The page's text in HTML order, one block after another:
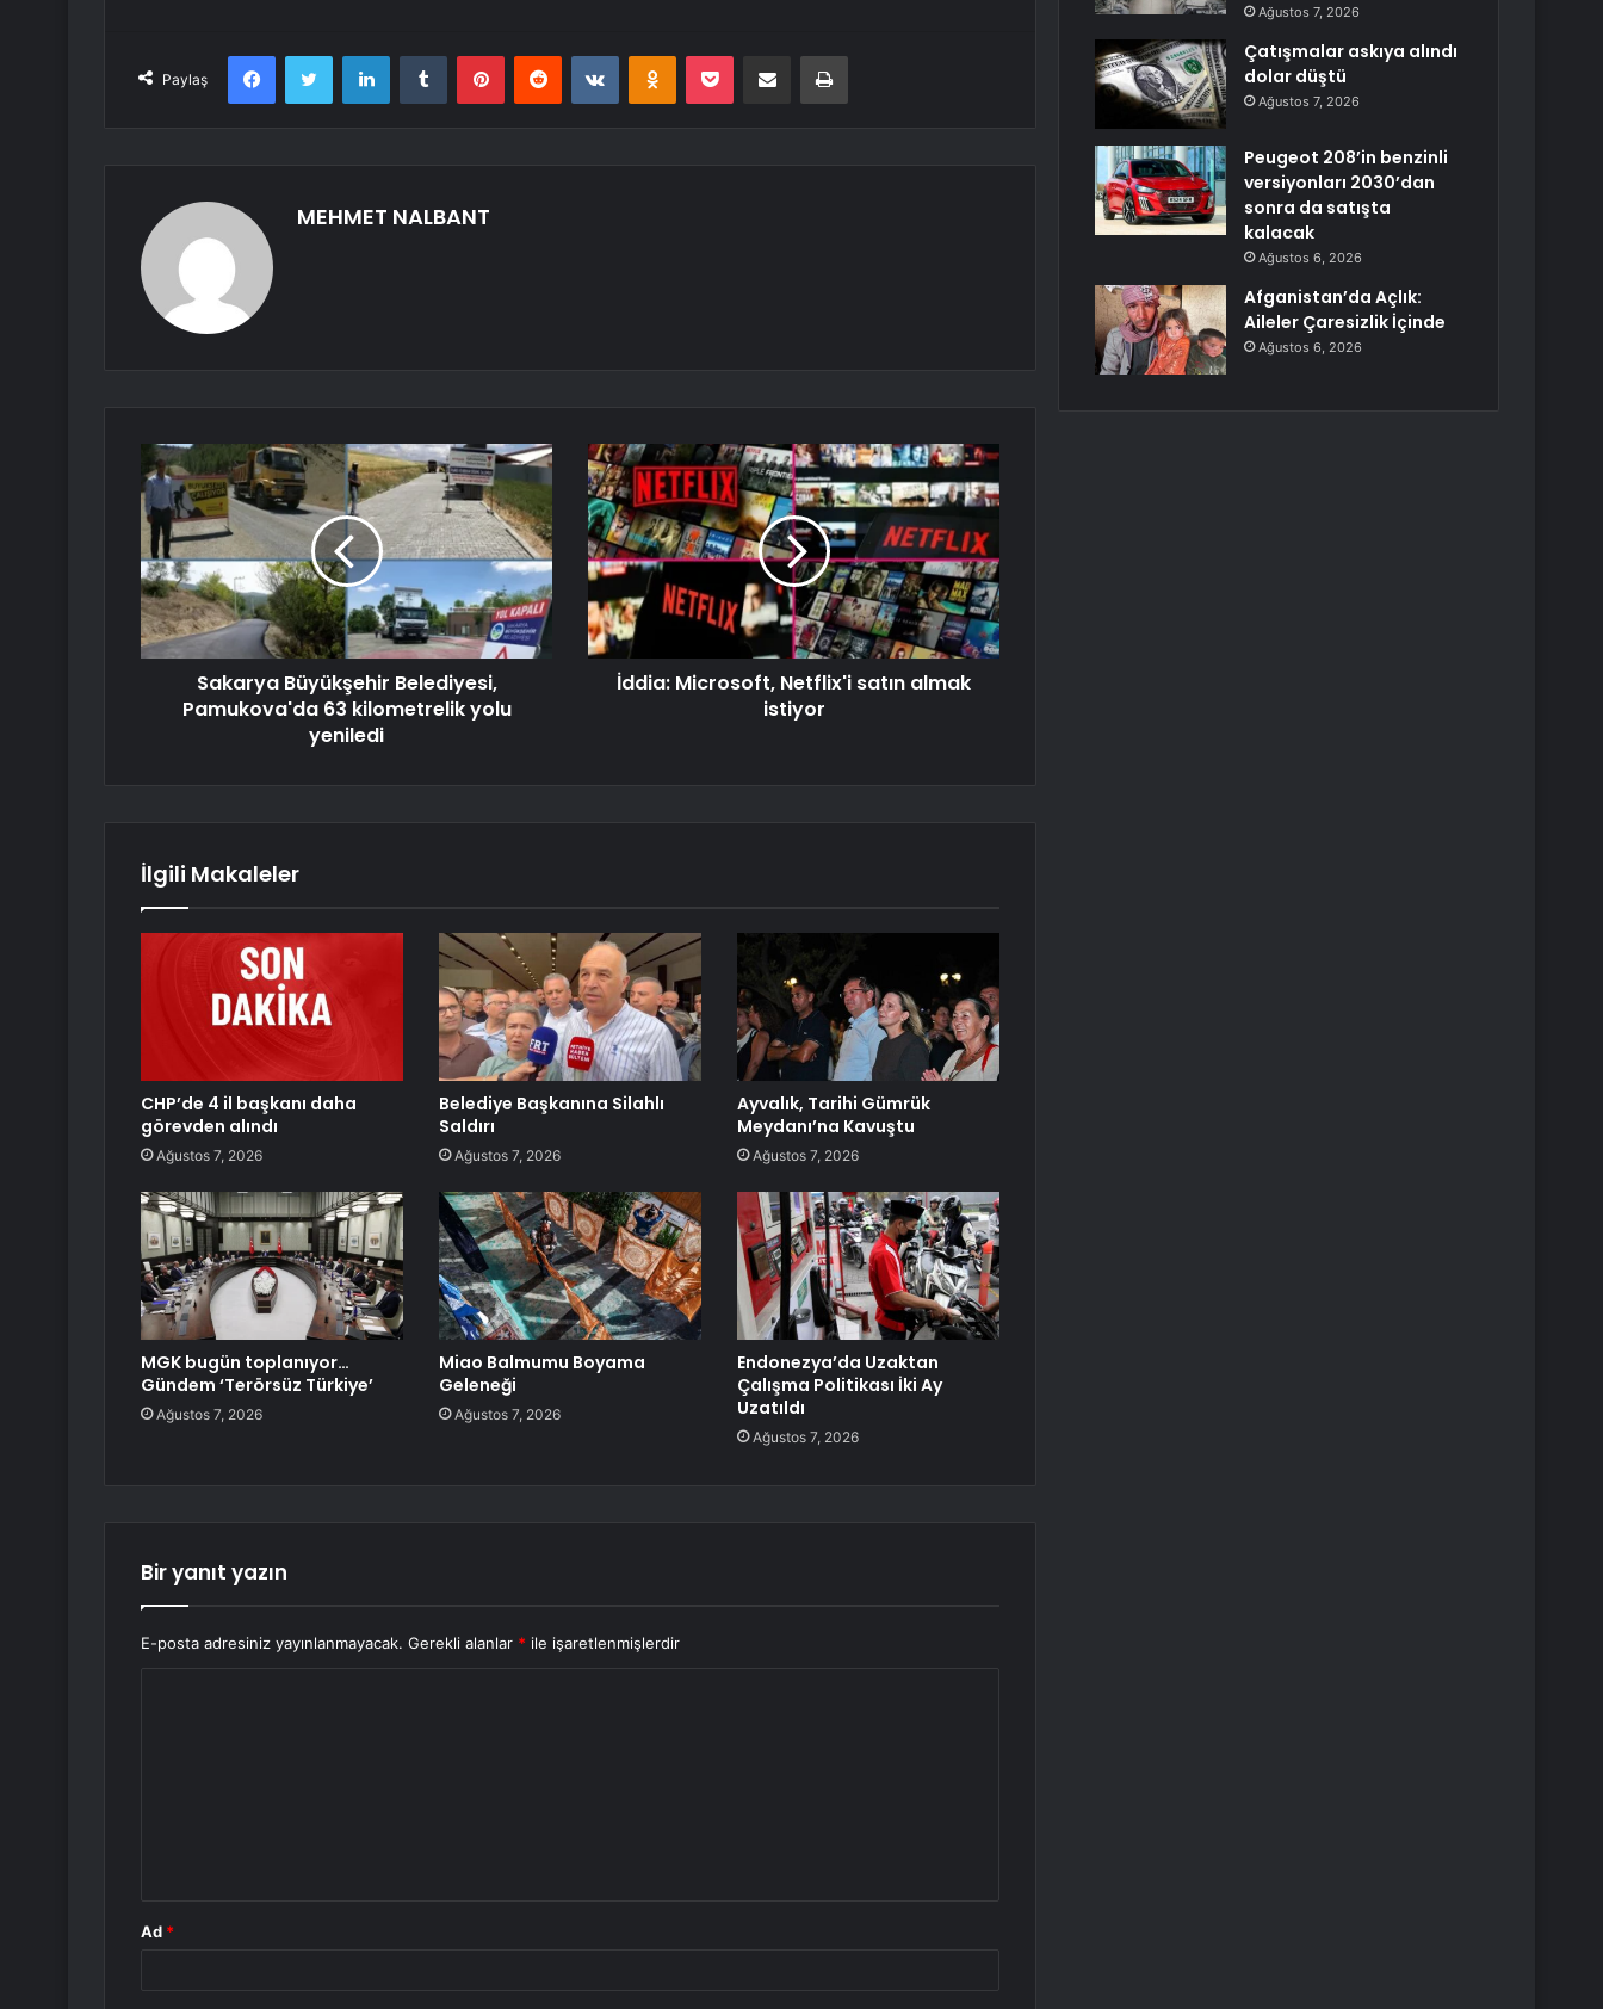
Paylaş
FacebookTwitter LinkedInTumblr PinterestReddit VKontakteOdnoklassniki
Pocket E-Posta ile paylaş Yazdır
MEHMET NALBANT
Sakarya Büyükşehir Belediyesi,
Pamukova'da 63 kilometrelik yolu
yeniledi
İddia: Microsoft, Netflix'i satın almak
istiyor
İlgili Makaleler
CHP’de 4 il başkanı daha
görevden alındı
Ağustos 7, 2026
Belediye Başkanına Silahlı
Saldırı
Ağustos 7, 2026
Ayvalık, Tarihi Gümrük
Meydanı’na Kavuştu
Ağustos 7, 2026
MGK bugün toplanıyor…
Gündem ‘Terörsüz Türkiye’
Ağustos 7, 2026
Miao Balmumu Boyama
Geleneği
Ağustos 7, 2026
Endonezya’da Uzaktan
Çalışma Politikası İki Ay
Uzatıldı
Ağustos 7, 2026
Bir yanıt yazın
E-posta adresiniz yayınlanmayacak. Gerekli alanlar * ile işaretlenmişlerdir
Ad *
Ağustos 7, 2026
Çatışmalar askıya alındı
dolar düştü
Ağustos 7, 2026
Peugeot 208’in benzinli
versiyonları 2030’dan
sonra da satışta
kalacak
Ağustos 6, 2026
Afganistan’da Açlık:
Aileler Çaresizlik İçinde
Ağustos 6, 2026